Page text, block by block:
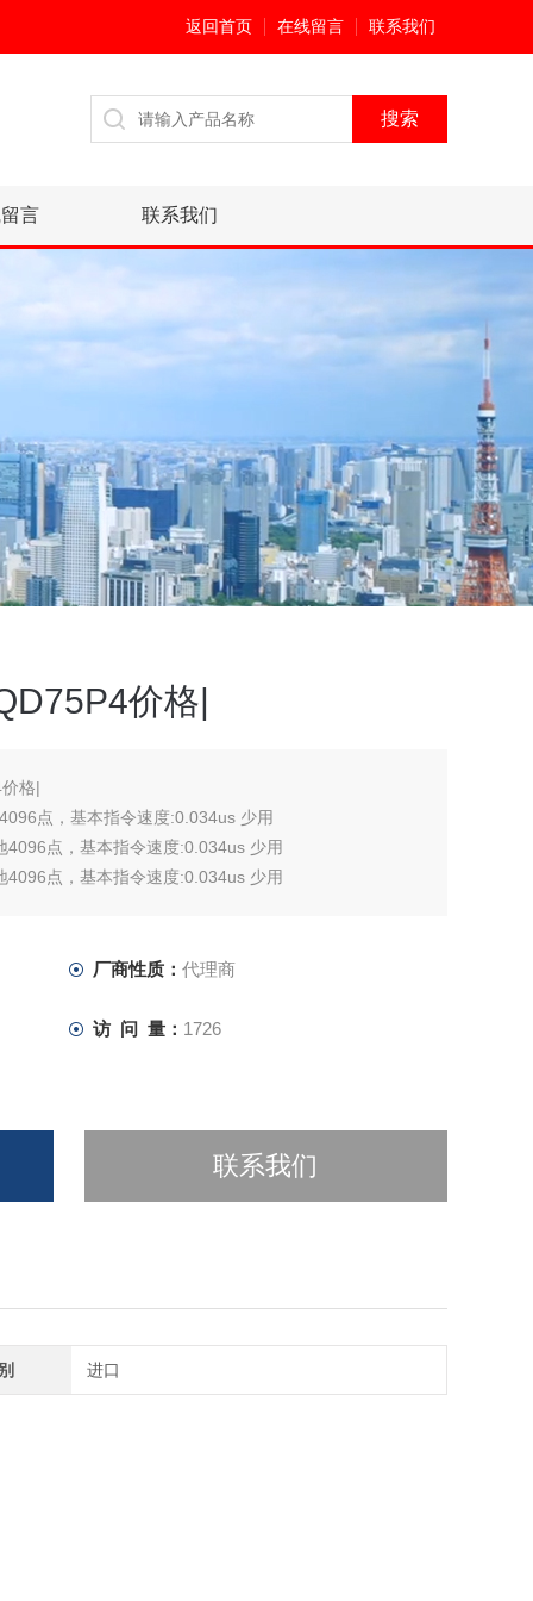
返回首页 在线留言 联系我们
言 联系我们
价格|
格|
点，基本指令速度:0.034us 少用
点，基本指令速度:0.034us 少用
点，基本指令速度:0.034us 少用
厂商性质： 代理商
访 问 量： 1726
联系我们
进口